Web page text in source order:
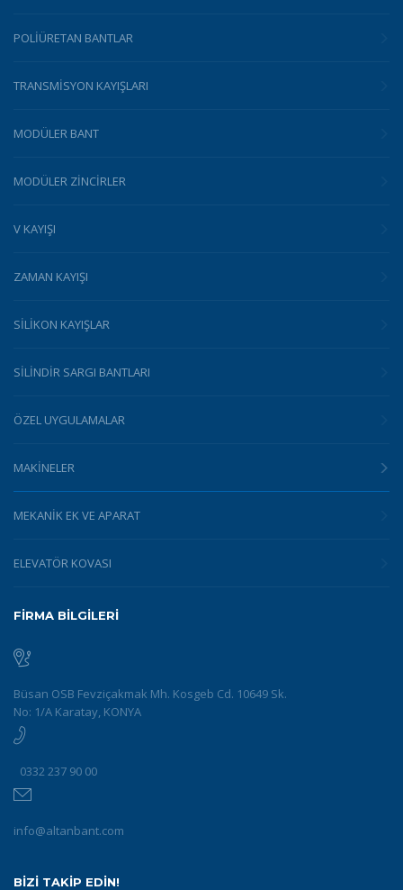
POLIÜRETAN BANTLAR
TRANSMISYON KAYIŞLARI
MODÜLER BANT
MODÜLER ZINCIRLER
V KAYIŞI
ZAMAN KAYIŞI
SILIKON KAYIŞLAR
SILINDIR SARGI BANTLARI
ÖZEL UYGULAMALAR
MAKINELER
MEKANIK EK VE APARAT
ELEVATÖR KOVASI
FİRMA BİLGİLERİ
Büsan OSB Fevziçakmak Mh. Kosgeb Cd. 10649 Sk.
No: 1/A Karatay, KONYA
0332 237 90 00
info@altanbant.com
BİZİ TAKİP EDİN!